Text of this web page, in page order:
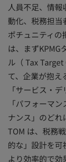
人員不足、情報
動化、税務担当
ポチュニティの
は、まずKPMG
ル（ Tax
て、企業が抱え
「サービス・
「パフォーマ
ナンス」のどれ
TOM は、税務
的な」設計を可
より効率的で